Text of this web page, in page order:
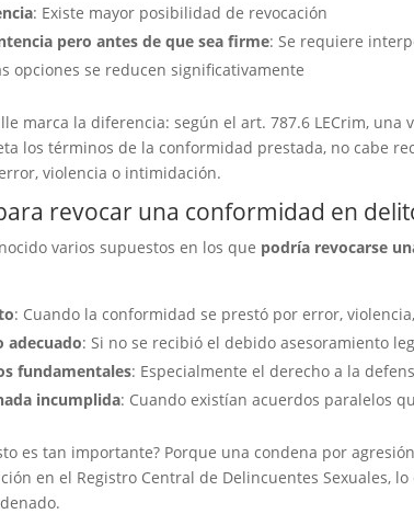
: Existe mayor posibilidad de revocación
pero antes de que sea firme: Se requiere
opciones se reducen significativamente
marca la diferencia: según el art. 787.6 LECrim, una
los términos de la conformidad prestada, no cabe
violencia o intimidación.
revocar una conformidad en
varios supuestos en los que podría revocarse
: Cuando la conformidad se prestó por error,
adecuado: Si no se recibió el debido asesoramiento
fundamentales: Especialmente el derecho a la
incumplida: Cuando existían acuerdos paralelos
es tan importante? Porque una condena por
en el Registro Central de Delincuentes Sexuales,